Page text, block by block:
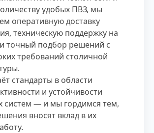
удобых ПВЗ, мы
оперативную доставку
техническую поддержку на
и точный подбор решений с
требований столичной
стандарты в области
и устойчивости
систем — и мы гордимся тем,
вносят вклад в их